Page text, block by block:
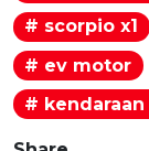
# scorpio x1
# ev motor
#